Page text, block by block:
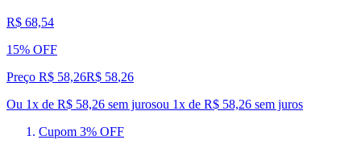
R$ 68,54
15% OFF
Preço R$ 58,26R$ 58,26
Ou 1x de R$ 58,26 sem jurosou 1x de R$ 58,26 sem juros
Cupom 3% OFF